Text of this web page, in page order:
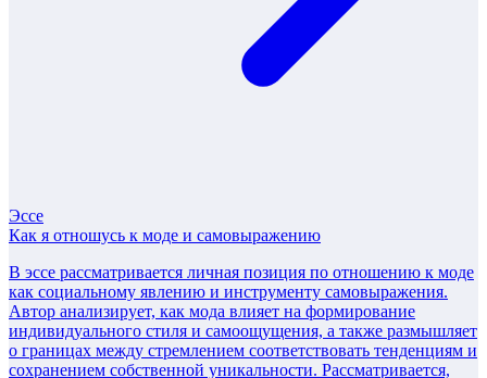
Эссе
Как я отношусь к моде и самовыражению
В эссе рассматривается личная позиция по отношению к моде
как социальному явлению и инструменту самовыражения.
Автор анализирует, как мода влияет на формирование
индивидуального стиля и самоощущения, а также размышляет
о границах между стремлением соответствовать тенденциям и
сохранением собственной уникальности. Рассматривается,